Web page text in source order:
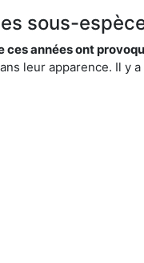
sous-
années ont
leur apparence. Il